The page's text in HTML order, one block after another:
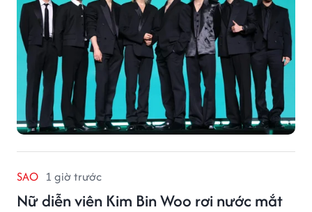
SAO 1 giờ trước
Nữ diễn viên Kim Bin Woo rơi nước mắt